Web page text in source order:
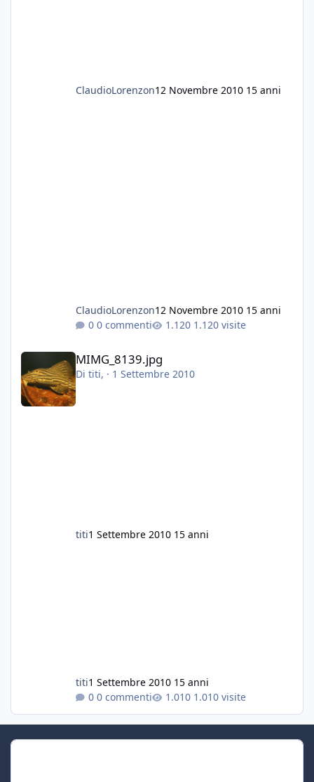
ClaudioLorenzon12 Novembre 2010 15 anni
ClaudioLorenzon12 Novembre 2010 15 anni
0 commenti
1.120 visite
MIMG_8139.jpg
MIMG_8139.jpg
Di titi, · 1 Settembre 2010
titi1 Settembre 2010 15 anni
titi1 Settembre 2010 15 anni
0 commenti
1.010 visite